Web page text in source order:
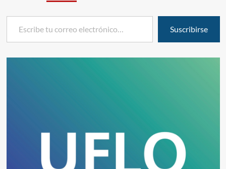
Escribe tu correo electrónico…
Suscribirse